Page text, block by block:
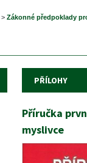
> Zákonné předpoklady
PŘÍLOHY
Příručka
myslivce